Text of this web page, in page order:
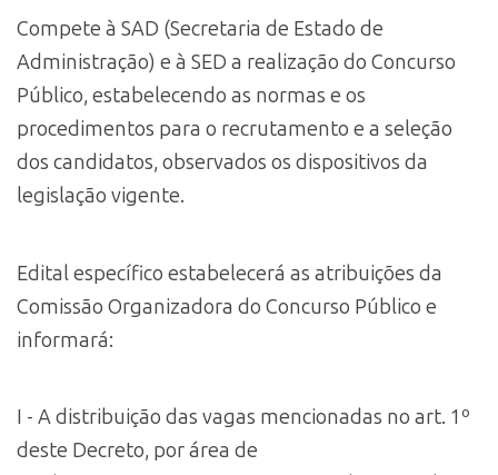
Compete à SAD (Secretaria de Estado de
Administração) e à SED a realização do Concurso
Público, estabelecendo as normas e os
procedimentos para o recrutamento e a seleção
dos candidatos, observados os dispositivos da
legislação vigente.
Edital específico estabelecerá as atribuições da
Comissão Organizadora do Concurso Público e
informará:
I - A distribuição das vagas mencionadas no art. 1º
deste Decreto, por área de